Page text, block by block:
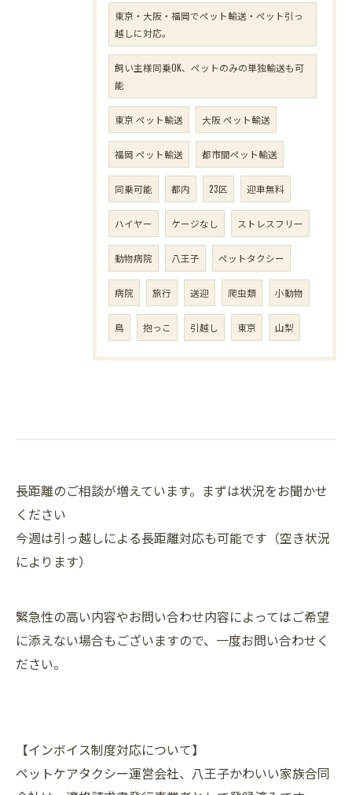
東京・大阪・福岡でペット輸送・ペット引っ
越しに対応。
飼い主様同乗OK、ペットのみの単独輸送も可
能
東京 ペット輸送 大阪 ペット輸送
福岡 ペット輸送 都市間ペット輸送
同乗可能 都内 23区 迎車無料
ハイヤー ケージなし ストレスフリー
動物病院 八王子 ペットタクシー
病院 旅行 送迎 爬虫類 小動物
鳥 抱っこ 引越し 東京 山梨
長距離のご相談が増えています。まずは状況をお聞かせ
ください
今週は引っ越しによる長距離対応も可能です（空き状況
によります）
緊急性の高い内容やお問い合わせ内容によってはご希望
に添えない場合もございますので、一度お問い合わせく
ださい。
【インボイス制度対応について】
ペットケアタクシー運営会社、八王子かわいい家族合同